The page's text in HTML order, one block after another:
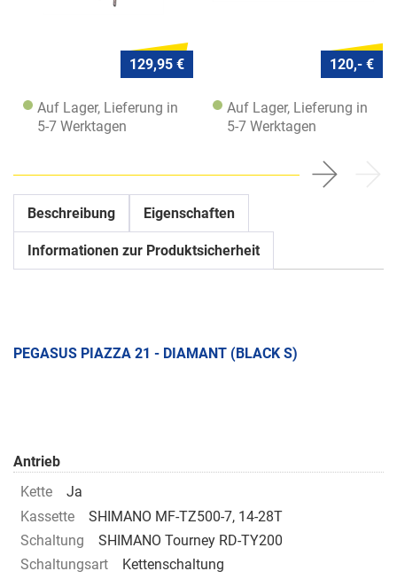
129,95 €
Auf Lager, Lieferung in
5-7 Werktagen
120,- €
Auf Lager, Lieferung in
5-7 Werktagen
Beschreibung Eigenschaften
Informationen zur Produktsicherheit
PEGASUS PIAZZA 21 - DIAMANT (BLACK S)
Antrieb
Kette
Ja
Kassette
SHIMANO MF-TZ500-7, 14-28T
Schaltung
SHIMANO Tourney RD-TY200
Schaltungsart
Kettenschaltung